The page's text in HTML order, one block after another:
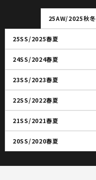
25AW/2025秋冬
25SS/2025春夏
24SS/2024春夏
23SS/2023春夏
22SS/2022春夏
21SS/2021春夏
20SS/2020春夏